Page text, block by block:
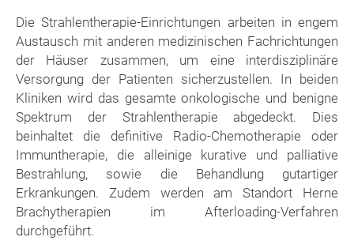
Die Strahlentherapie-Einrichtungen arbeiten in engem
Austausch mit anderen medizinischen Fachrichtungen
der Häuser zusammen, um eine interdisziplinäre
Versorgung der Patienten sicherzustellen. In beiden
Kliniken wird das gesamte onkologische und benigne
Spektrum der Strahlentherapie abgedeckt. Dies
beinhaltet die definitive Radio-Chemotherapie oder
Immuntherapie, die alleinige kurative und palliative
Bestrahlung, sowie die Behandlung gutartiger
Erkrankungen. Zudem werden am Standort Herne
Brachytherapien im Afterloading-Verfahren
durchgeführt.